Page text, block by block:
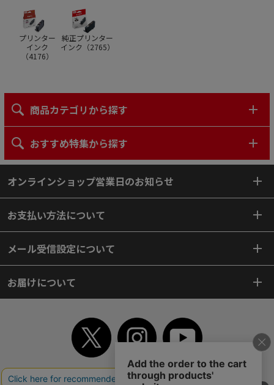
プリンター
インク
（4176）
純正プリンター
インク（2765）
商品カテゴリから探す
おすすめ特集から探す
オンラインショップ営業日のお知らせ
お支払い方法について
メール受信設定について
お届けについて
TOP 初めてご利用のお客様へ ご利用案内 ご利用規約